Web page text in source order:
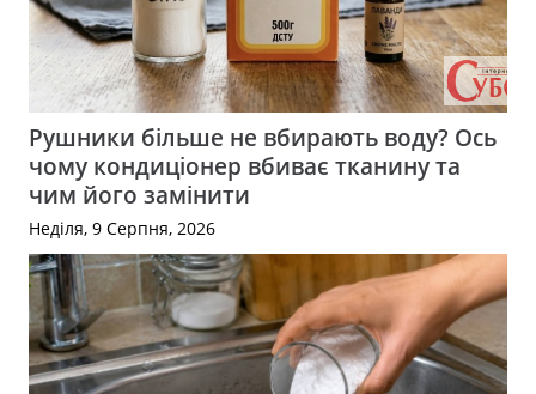
Рушники більше не вбирають воду? Ось
чому кондиціонер вбиває тканину та
чим його замінити
Неділя, 9 Серпня, 2026